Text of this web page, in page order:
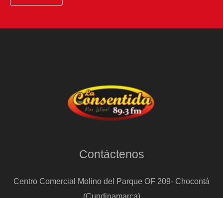
Contáctenos
Centro Comercial Molino del Parque OF 209- Chocontá
(Cundinamarca)